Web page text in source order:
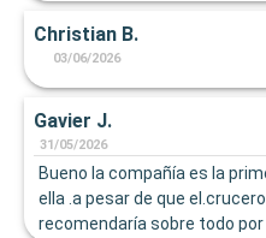
Christian B.
03/06/2026
Gavier J.
31/05/2026
Bueno la compañía es la
ella .a pesar de que
recomendaría sobre todo